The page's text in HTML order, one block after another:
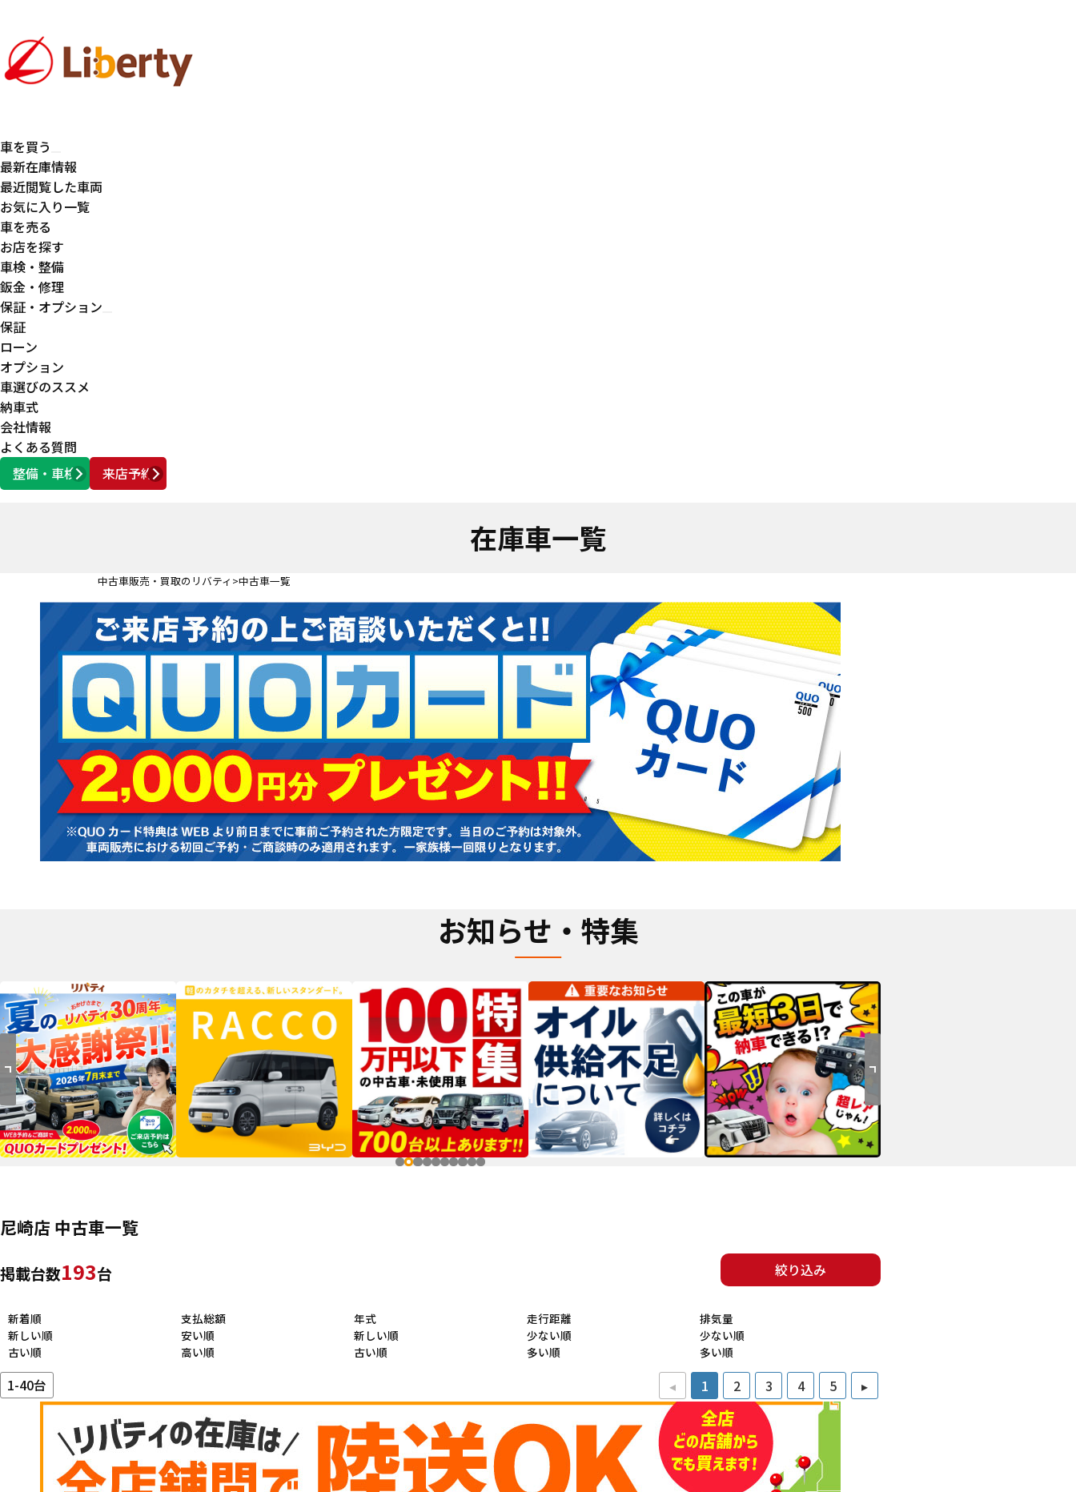
車を買う
最新在庫情報
最近閲覧した車両
お気に入り一覧
車を売る
お店を探す
車検・整備
鈑金・修理
保証・オプション
保証
ローン
オプション
車選びのススメ
納車式
会社情報
よくある質問
整備・車検
来店予約
営業時間 AM10:00 ～ PM6:00
在庫車一覧
中古車販売・買取のリバティ 中古車一覧
お知らせ・特集
尼崎店 中古車一覧
絞り込み
掲載台数193台
新着順
新しい順
古い順
支払総額
安い順
高い順
年式
新しい順
古い順
走行距離
少ない順
多い順
排気量
少ない順
多い順
1-40台 ◂ 1 2 3 4 5 ▸